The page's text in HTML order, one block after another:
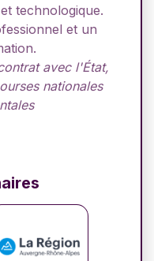
technologique.
et un
avec l'État,
nationales